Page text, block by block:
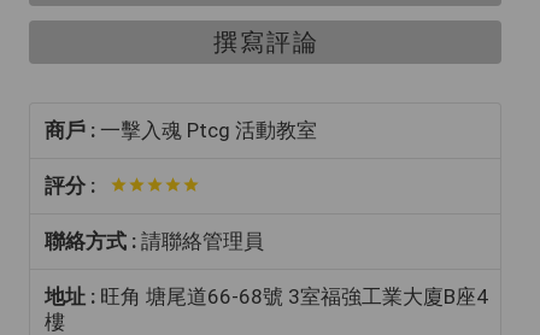
撰寫評論
商戶 : 一擊入魂 Ptcg 活動教室
評分 :
聯絡方式 : 請聯絡管理員
地址 : 旺角 塘尾道66-68號 3室福強工業大廈B座4
樓